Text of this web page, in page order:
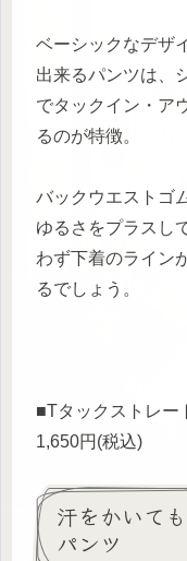
ベーシックなデザ
出来るパンツは、
でタックイン・ア
るのが特徴。
バックウエストゴ
ゆるさをプラスし
わず下着のライン
るでしょう。
■Tタックストレ
1,650円(税込)
汗をかいて
パンツ